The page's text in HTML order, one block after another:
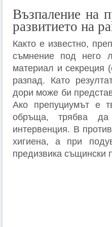
Възпаление на
развитието на
Както е известно,
съмнение под него
материал и секреция
разпад. Като
дори може би
Ако препуциумът е
обръща, трябва да
интервенция. В
хигиена, а при
предизвика същински